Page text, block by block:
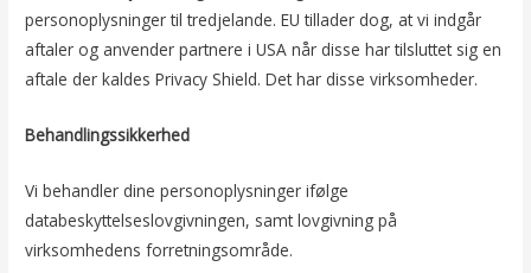
personoplysninger til tredjelande. EU tillader dog, at vi indgår
aftaler og anvender partnere i USA når disse har tilsluttet sig en
aftale der kaldes Privacy Shield. Det har disse virksomheder.
Behandlingssikkerhed
Vi behandler dine personoplysninger ifølge
databeskyttelseslovgivningen, samt lovgivning på
virksomhedens forretningsområde.